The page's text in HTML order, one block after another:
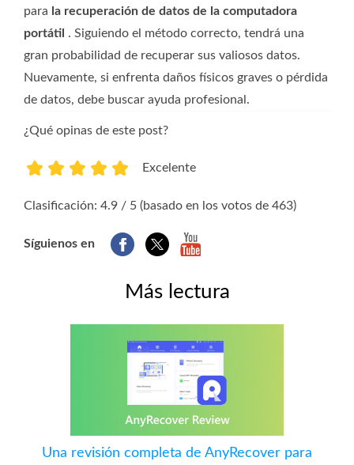
para la recuperación de datos de la computadora
portátil . Siguiendo el método correcto, tendrá una
gran probabilidad de recuperar sus valiosos datos.
Nuevamente, si enfrenta daños físicos graves o pérdida
de datos, debe buscar ayuda profesional.
¿Qué opinas de este post?
Excelente
Clasificación: 4.9 / 5 (basado en los votos de 463)
Síguienos en
Más lectura
Una revisión completa de AnyRecover para